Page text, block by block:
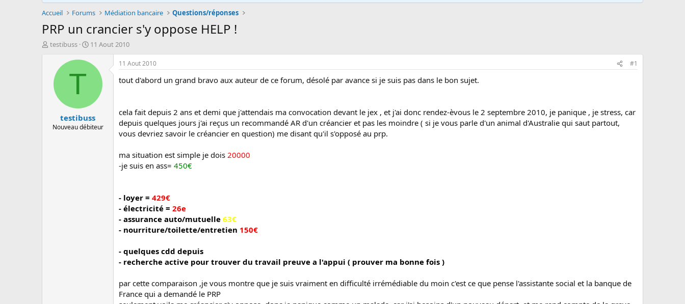
Accueil Forums Médiation bancaire Questions/réponses
PRP un crancier s'y oppose HELP !
A
testibuss
D
t
é
b
u
11 Aout 2010
T
testibuss
Nouveau débiteur
11 Aout 2010 #1
tout d'abord un grand bravo aux auteur de ce forum, désolé par avance si je suis pas dans le bon sujet.
cela fait depuis 2 ans et demi que j'attendais ma convocation devant le jex , et j'ai donc rendez-èvous le 2 septembre 2010, je panique , je stress, car
depuis quelques jours j'ai reçus un recommandé AR d'un créancier et pas les moindre ( si je vous parle d'un animal d'Australie qui saut partout,
vous devriez savoir le créancier en question) me disant qu'il s'opposé au prp.
ma situation est simple je dois 20000
-je suis en ass= 450€
- loyer = 429€
- électricité = 26e
- assurance auto/mutuelle 63€
- nourriture/toilette/entretien 150€
- quelques cdd depuis
- recherche active pour trouver du travail preuve a l'appui ( prouver ma bonne fois )
par cette comparaison ,je vous montre que je suis vraiment en difficulté irrémédiable du moin c'est ce que pense l'assistante social et la banque de
France qui a demandé le PRP